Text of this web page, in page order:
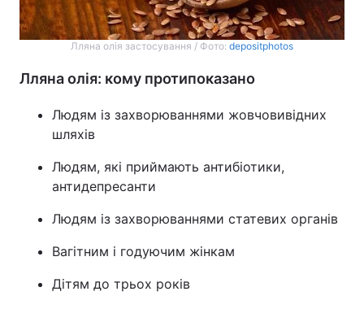
Лляна олія застосування / Фото: depositphotos
Лляна олія: кому протипоказано
Людям із захворюваннями жовчовивідних
шляхів
Людям, які приймають антибіотики,
антидепресанти
Людям із захворюваннями статевих органів
Вагітним і годуючим жінкам
Дітям до трьох років